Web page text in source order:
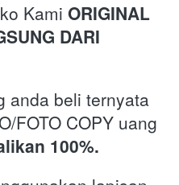
Kami ORIGINAL
DARI
anda beli ternyata
FOTO COPY uang
100%.